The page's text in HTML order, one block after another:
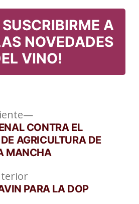
SUSCRIBIRME A
NOVEDADES
VINO!
Entrada
anterior:
PARA LA DOP
Entrada
siguiente:
CONTRA EL
AGRICULTURA DE
MANCHA